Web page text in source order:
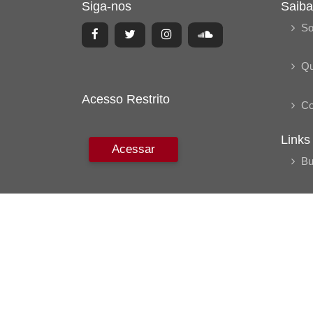
Siga-nos
Acesso Restrito
Acessar